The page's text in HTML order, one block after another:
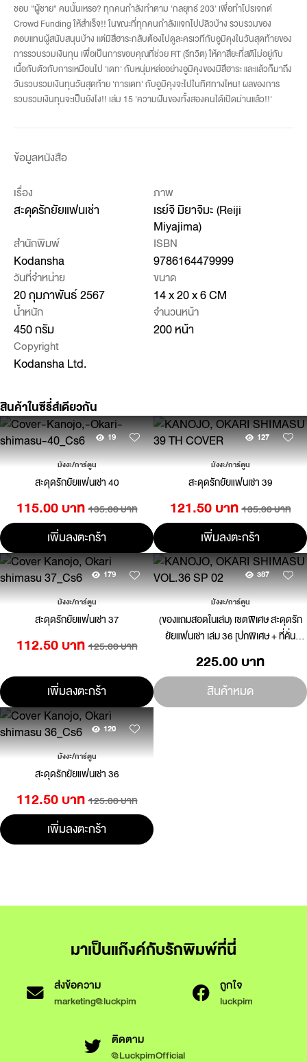
ชอบ "ผู้ชาย" คนนั้นเหรอ? ทุกคนกำลังทำตาม 'กลยุทธ์ 203' เพื่อทำโปรเจกต์
Crowd Funding ให้สำเร็จ!! ในขณะที่ทุกคนกำลังแจกไปปลิวบ้าง รวบรวมของ
ตอบแทนผู้สนับสนุนบ้าง แต่มิสึฮาระกลับต้องไปดูละครเวทีกับอูมิคุงในวันสุดท้ายของ
การรวบรวมเงินทุน เพื่อเป็นการขอบคุณที่ช่วย RT (รีทวิต) ให้คาสึยะที่สติไม่อยู่กับ
เนื้อกับตัวกับการเหมือนไป 'เดท' กับหนุ่มหล่ออย่างอูมิคุงของมิสึฮาระ และแล้วก็มาถึง
วันรวบรวมเงินทุนวันสุดท้าย 'การเดท' กับอูมิคุงจะไปในทิศทางไหน! ผลของการ
รวบรวมเงินทุนจะเป็นยังไง!! เล่ม 15 'ความฝันของทั้งสองคนได้เปิดม่านแล้ว!!'
ข้อมูลหนังสือ
เรื่อง
สะดุดรักยัยแฟนเช่า
ภาพ
เรย์จิ มิยาจิมะ (Reiji
Miyajima)
สำนักพิมพ์
Kodansha
ISBN
9786164479999
วันที่จำหน่าย
20 กุมภาพันธ์ 2567
ขนาด
14 x 20 x 6 CM
น้ำหนัก
450 กรัม
จำนวนหน้า
200 หน้า
Copyright
Kodansha Ltd.
สินค้าในซีรี่ส์เดียวกัน
19
มังงะ/การ์ตูน
สะดุดรักยัยแฟนเช่า 40
115.00 บาท 135.00 บาท
เพิ่มลงตะกร้า
127
มังงะ/การ์ตูน
สะดุดรักยัยแฟนเช่า 39
121.50 บาท 135.00 บาท
เพิ่มลงตะกร้า
179
มังงะ/การ์ตูน
สะดุดรักยัยแฟนเช่า 37
112.50 บาท 125.00 บาท
เพิ่มลงตะกร้า
387
มังงะ/การ์ตูน
(ของแถมสอดในเล่ม) เซตพิเศษ สะดุดรัก
ยัยแฟนเช่า เล่ม 36 [ปกพิเศษ + ที่คั่น
225.00 บาท
สินค้าหมด
120
มังงะ/การ์ตูน
สะดุดรักยัยแฟนเช่า 36
112.50 บาท 125.00 บาท
เพิ่มลงตะกร้า
มาเป็นแก๊งค์กับรักพิมพ์ที่นี่
ส่งข้อความ
marketing@luckpim
ถูกใจ
luckpim
ติดตาม
@LuckpimOfficial